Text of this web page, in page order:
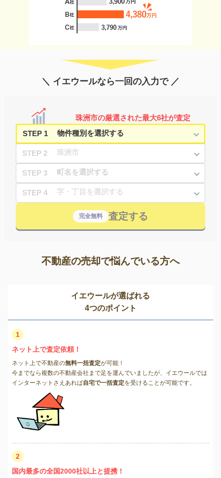
＼ イエウールなら一回の入力で ／
珠洲市の厳選された最大6社が査定
STEP 1
STEP 2
STEP 3
STEP 4
完全無料 査定する
不動産の売却で悩んでいる方へ
イエウールが選ばれる
4つのポイント
1
ネット上で査定依頼！
ネット上で不動産の無料一括査定が可能！
今までなら複数の不動産会社まで足を運んでいましたが、イエウールでは
インターネットさえあれば自宅で一括査定を受けることが可能です。
2
国内最多の全国2000社以上と提携！